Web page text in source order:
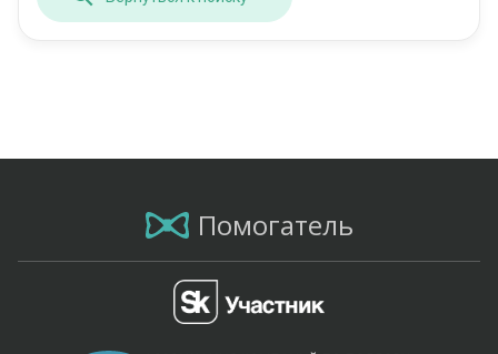
Помогатель